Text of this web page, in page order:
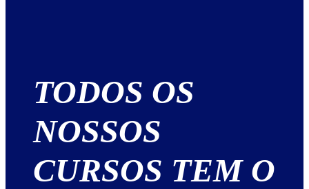
TODOS OS
NOSSOS
CURSOS TEM O